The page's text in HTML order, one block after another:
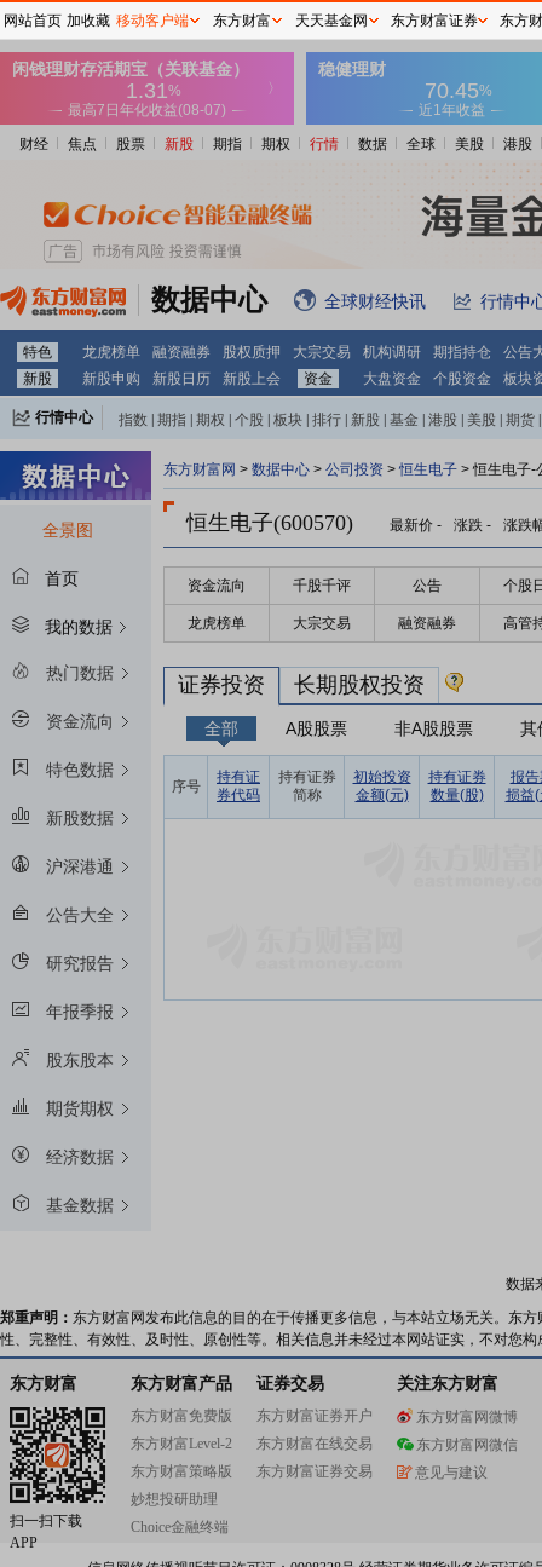
财经 焦点 股票 新股 期指 期权 行情 数据 全球 美股 港股
数据中心 全球财经快讯 行情中
特色 龙虎榜单 融资融券 股权质押 大宗交易 机构调研 期指持仓
公告
新股
新股申购 新股日历 新股上会 资金 大盘资金 个股资金 板块
行情中心 指数 期指 期权 个股 板块 排行 新股 基金 港股 美股 期货
全景图
首页
我的数据
热门数据
资金流向
特色数据
新股数据
沪深港通
公告大全
研究报告
年报季报
股东股本
期货期权
经济数据
基金数据
东方财富网 > 数据中心 > 公司投资 >恒生电子 > 恒生电子-
恒生电子(600570) 最新价 - 涨跌 - 涨跌
资金流向 千股千评 公告 个股
龙虎榜单 大宗交易 融资融券 高管
证券投资 长期股权投资
全部 A股股票 非A股股票 其
序号
持有证
券代码
持有证券
简称
初始投资
金额(元)
持有证券
数量(股)
报告
损益(
数据
郑重声明： 东方财富网发布此信息的目的在于传播更多信息，与本站立场无关。东
性、完整性、有效性、及时性、原创性等。相关信息并未经过本网站证实，不对您
东方财富
扫一扫下载
APP
东方财富产品
东方财富免费版
东方财富Level-2
东方财富策略版
妙想投研助理
Choice金融终端
证券交易
东方财富证券开户
东方财富在线交易
东方财富证券交易
关注东方财富
东方财富网微博
东方财富网微信
意见与建议
网站首页 加收藏 移动客户端 东方财富 天天基金网 东方财富证券 东方